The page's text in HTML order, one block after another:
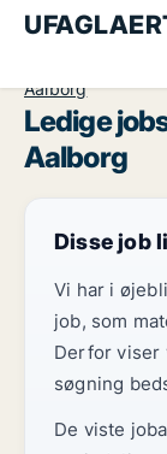
Aalborg
Ledige
Aalborg
Disse job
Vi har i
job, som
Derfor viser
søgning
De viste